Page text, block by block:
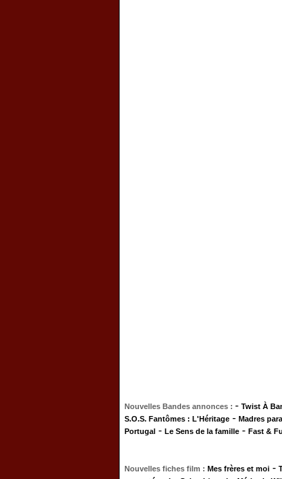
Nouvelles Bandes annonces : - Twist À
S.O.S. Fantômes : L'Héritage - Madres
Portugal - Le Sens de la famille - Fast &
Nouvelles fiches film : Mes frères et moi -